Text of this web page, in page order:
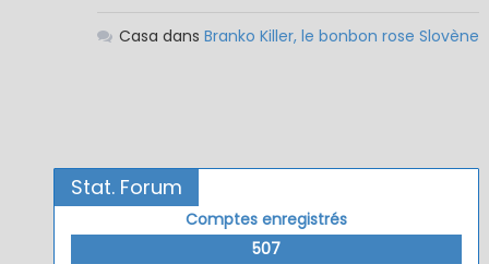
Casa dans Branko Killer, le bonbon rose Slovène
Stat. Forum
Comptes enregistrés
507